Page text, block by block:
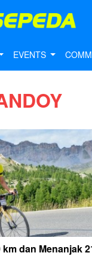
EVENTS
dan Menanjak